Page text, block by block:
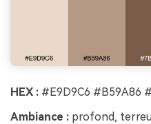
HEX : #E9D9C6 #B59A86
Ambiance : profond,